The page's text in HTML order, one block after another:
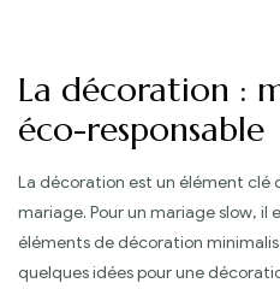
La décoration :
éco-responsable
La décoration est un élément clé
mariage. Pour un mariage slow,
éléments de décoration
quelques idées pour une